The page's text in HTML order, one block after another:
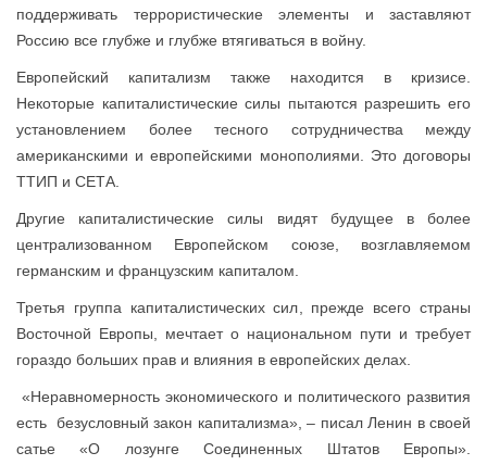
поддерживать террористические элементы и заставляют
Россию все глубже и глубже втягиваться в войну.
Европейский капитализм также находится в кризисе.
Некоторые капиталистические силы пытаются разрешить его
установлением более тесного сотрудничества между
американскими и европейскими монополиями. Это договоры
ТТИП и СЕТА.
Другие капиталистические силы видят будущее в более
централизованном Европейском союзе, возглавляемом
германским и французским капиталом.
Третья группа капиталистических сил, прежде всего страны
Восточной Европы, мечтает о национальном пути и требует
гораздо больших прав и влияния в европейских делах.
«Неравномерность экономического и политического развития
есть безусловный закон капитализма», – писал Ленин в своей
сатье «О лозунге Соединенных Штатов Европы».